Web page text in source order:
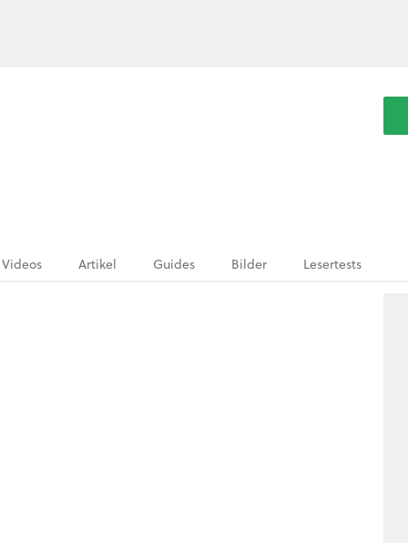
Videos Artikel Guides Bilder Lesertests